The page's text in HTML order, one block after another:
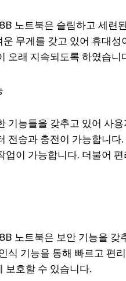
노트북은 슬림하고 세련
무게를 갖고 있어 휴대
오래 지속되도록 하였습니
기능들을 갖추고 있어 사
전송과 충전이 가능합니
업이 가능합니다. 더불어
노트북은 보안 기능을 갖
식 기능을 통해 빠르고 편
보호할 수 있습니다.